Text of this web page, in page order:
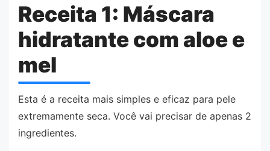
Receita 1: Máscara
hidratante com aloe e
mel
Esta é a receita mais simples e eficaz para pele
extremamente seca. Você vai precisar de apenas 2
ingredientes.